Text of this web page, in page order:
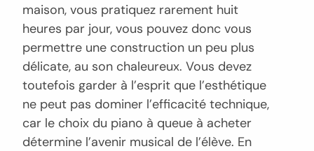
maison, vous pratiquez rarement huit
heures par jour, vous pouvez donc vous
permettre une construction un peu plus
délicate, au son chaleureux. Vous devez
toutefois garder à l’esprit que l’esthétique
ne peut pas dominer l’efficacité technique,
car le choix du piano à queue à acheter
détermine l’avenir musical de l’élève. En